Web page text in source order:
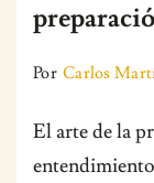
Por Carlos
El arte de la